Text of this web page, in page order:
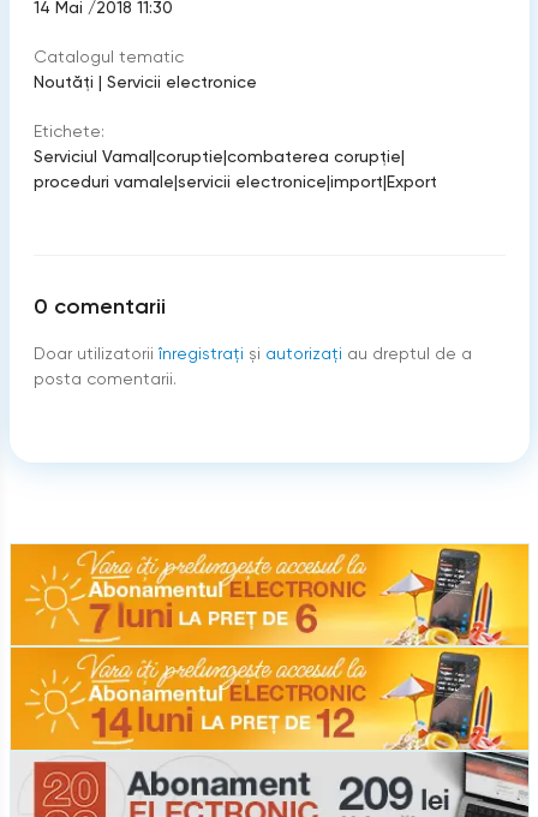
14 Mai /2018 11:30
Catalogul tematic
Noutăți | Servicii electronice
Etichete:
Serviciul Vamal|coruptie|combaterea corupție|
proceduri vamale|servicii electronice|import|Export
0 comentarii
Doar utilizatorii înregistraţi şi autorizați au dreptul de a
posta comentarii.